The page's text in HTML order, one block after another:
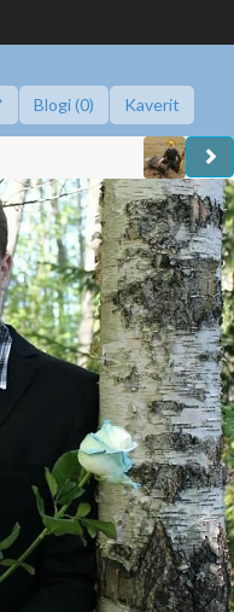
Blogi (0) Kaverit
Saavutukset